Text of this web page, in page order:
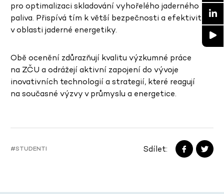
pro optimalizaci skladování vyhořelého jaderného
paliva. Přispívá tím k větší bezpečnosti a efektivitě
v oblasti jaderné energetiky.
Obě ocenění zdůrazňují kvalitu výzkumné práce
na ZČU a odrážejí aktivní zapojení do vývoje
inovativních technologií a strategií, které reagují
na současné výzvy v průmyslu a energetice.
#STUDENTI Sdílet: